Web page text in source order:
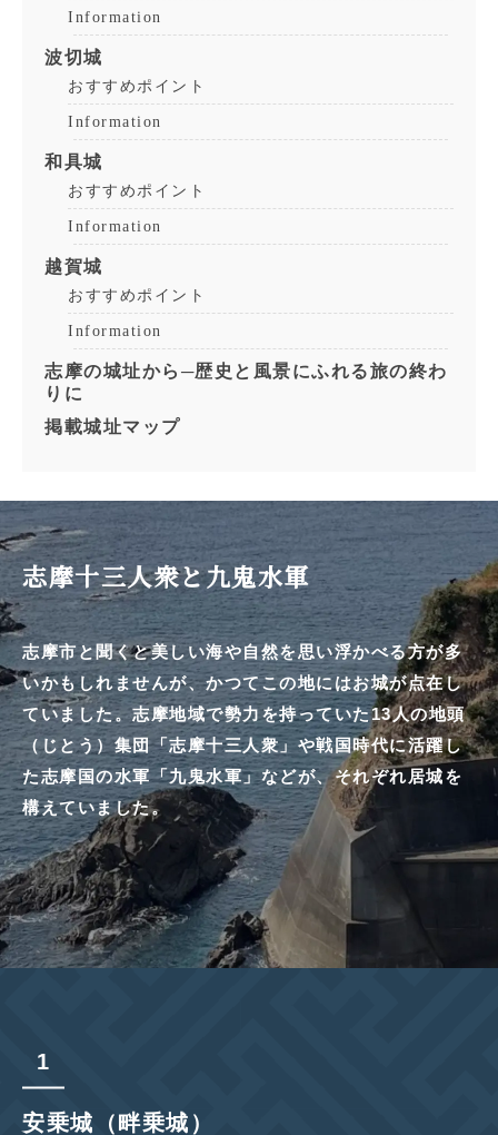
Information
波切城
おすすめポイント
Information
和具城
おすすめポイント
Information
越賀城
おすすめポイント
Information
志摩の城址から─歴史と風景にふれる旅の終わ
りに
掲載城址マップ
志摩十三人衆と九鬼水軍
志摩市と聞くと美しい海や自然を思い浮かべる方が多
いかもしれませんが、かつてこの地にはお城が点在し
ていました。志摩地域で勢力を持っていた13人の地頭
（じとう）集団「志摩十三人衆」や戦国時代に活躍し
た志摩国の水軍「九鬼水軍」などが、それぞれ居城を
構えていました。
安乗城（畔乗城）